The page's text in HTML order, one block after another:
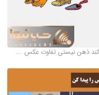
کند ذهن نیستی تفاوت عکس ...